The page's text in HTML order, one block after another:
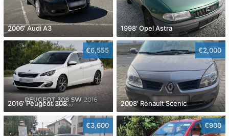
2006' Audi A3 1998' Opel Astra
€6,555
2016' Peugeot 308
€2,000
2008' Renault Scenic
€3,600 €900